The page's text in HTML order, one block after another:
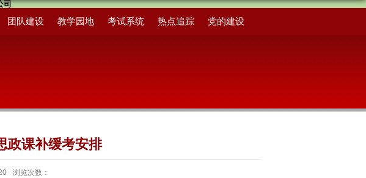
司
团队建设 教学园地 考试系统 热点追踪 党的建设
政课补缓考安排
浏览次数：